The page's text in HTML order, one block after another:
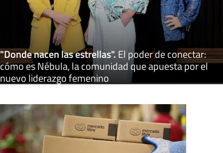
"Donde nacen las estrellas".El poder de conectar:
cómo es Nébula, la comunidad que apuesta por el
nuevo liderazgo femenino